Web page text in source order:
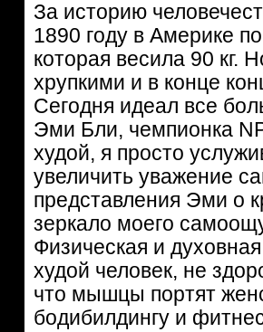
За историю
1890 году в Америке
которая весила 90 кг.
хрупкими и в конце
Сегодня идеал все
Эми Бли, чемпионка
худой, я просто
увеличить уважение
представления Эми о
зеркало моего
Физическая и
худой человек, не
что мышцы портят
бодибилдингу и